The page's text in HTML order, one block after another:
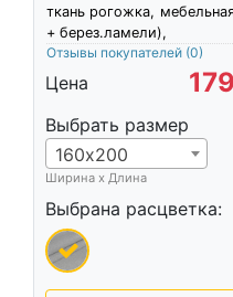
ткань рогожка,
+ берез.ламели),
Отзывы покупателей (0)
Цена
Выбрать размер
160х200
Ширина х Длина
Выбрана расцветка: